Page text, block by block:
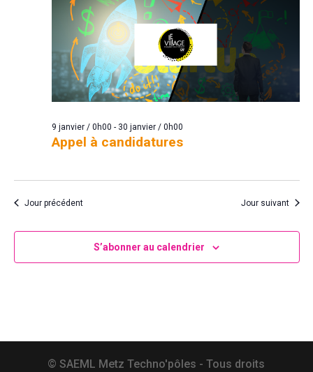
Appel à candidatures
9 janvier / 0h00 - 30 janvier / 0h00
Jour précédent Jour suivant
S’abonner au calendrier
© SAEML Metz Techno'pôles - Tous droits